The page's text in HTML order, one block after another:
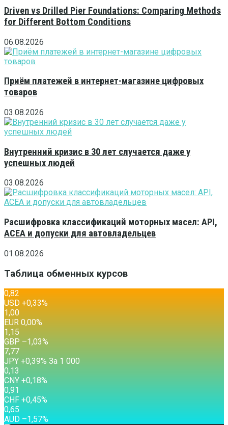
Driven vs Drilled Pier Foundations: Comparing Methods
for Different Bottom Conditions
06.08.2026
Приём платежей в интернет-магазине цифровых
товаров
03.08.2026
Внутренний кризис в 30 лет случается даже у
успешных людей
03.08.2026
Расшифровка классификаций моторных масел: API,
ACEA и допуски для автовладельцев
01.08.2026
Таблица обменных курсов
0,82
USD +0,33%
1,00
EUR 0,00%
1,15
GBP –1,03%
7,77
JPY +0,39% За 1 000
0,13
CNY +0,18%
0,91
CHF +0,45%
0,65
AUD –1,57%